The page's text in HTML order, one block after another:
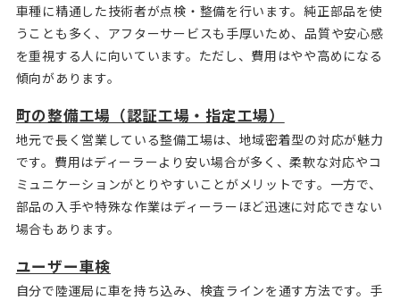
車種に精通した技術者が点検・整備を行います。純正部品を使
うことも多く、アフターサービスも手厚いため、品質や安心感
を重視する人に向いています。ただし、費用はやや高めになる
傾向があります。
町の整備工場（認証工場・指定工場）
地元で長く営業している整備工場は、地域密着型の対応が魅力
です。費用はディーラーより安い場合が多く、柔軟な対応やコ
ミュニケーションがとりやすいことがメリットです。一方で、
部品の入手や特殊な作業はディーラーほど迅速に対応できない
場合もあります。
ユーザー車検
自分で陸運局に車を持ち込み、検査ラインを通す方法です。手